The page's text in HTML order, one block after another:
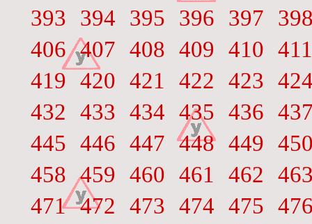
393
394 395 396 397
406 407 408 409 410 411
419 420 421 422 423
432
433 434 435 436
445 446 447 448 449
458 459 460 461 462
471 472 473 474 475